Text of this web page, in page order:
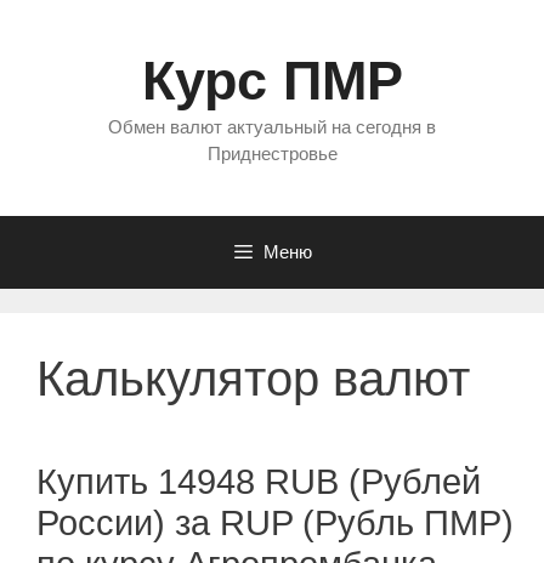
Курс ПМР
Обмен валют актуальный на сегодня в
Приднестровье
Меню
Калькулятор валют
Купить 14948 RUB (Рублей
России) за RUP (Рубль ПМР)